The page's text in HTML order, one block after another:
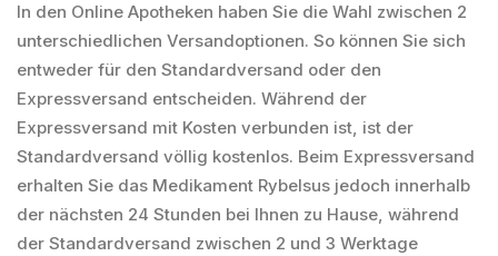
In den Online Apotheken haben Sie die Wahl zwischen 2
unterschiedlichen Versandoptionen. So können Sie sich
entweder für den Standardversand oder den
Expressversand entscheiden. Während der
Expressversand mit Kosten verbunden ist, ist der
Standardversand völlig kostenlos. Beim Expressversand
erhalten Sie das Medikament Rybelsus jedoch innerhalb
der nächsten 24 Stunden bei Ihnen zu Hause, während
der Standardversand zwischen 2 und 3 Werktage